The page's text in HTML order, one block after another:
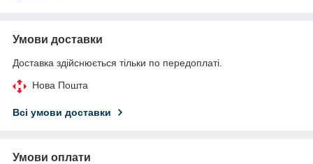
Умови доставки
Доставка здійснюється тільки по передоплаті.
Нова Пошта
Всі умови доставки
Умови оплати